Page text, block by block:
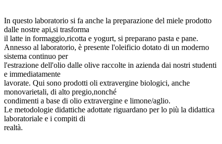
In questo laboratorio si fa anche la preparazione del miele prodotto
dalle nostre api,si trasforma
il latte in formaggio,ricotta e yogurt, si preparano pasta e pane.
Annesso al laboratorio, è presente l'oleificio dotato di un moderno
sistema continuo per
l'estrazione dell'olio dalle olive raccolte in azienda dai nostri studenti
e immediatamente
lavorate. Qui sono prodotti oli extravergine biologici, anche
monovarietali, di alto pregio,nonché
condimenti a base di olio extravergine e limone/aglio.
Le metodologie didattiche adottate riguardano per lo più la didattica
laboratoriale e i compiti di
realtà.